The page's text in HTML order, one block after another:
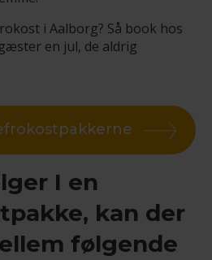
i Aalborg? Så book hos
en jul, de aldrig
I en
kan der
følgende